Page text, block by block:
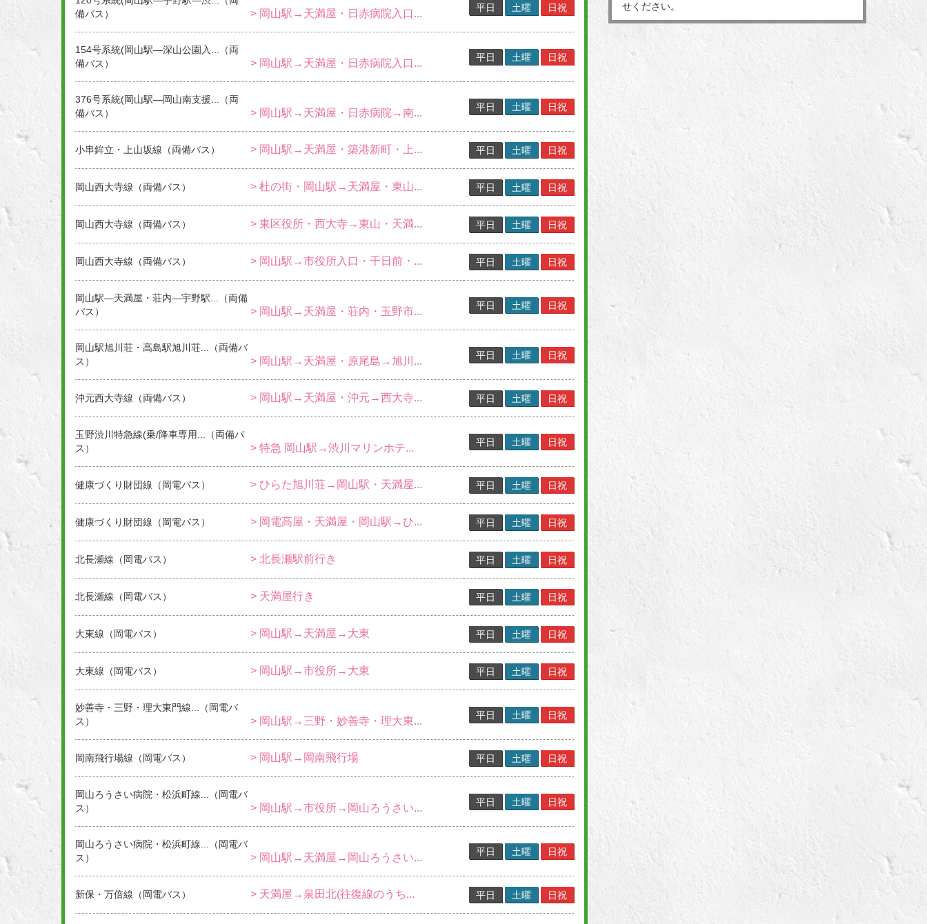
備バス）
> 岡山駅→天満屋・日赤病院入口... 平日 土曜 日祝
154号系統(岡山駅―深山公園入...（両
備バス）
> 岡山駅→天満屋・日赤病院入口... 平日 土曜 日祝
376号系統(岡山駅―岡山南支援...（両
備バス）
> 岡山駅→天満屋・日赤病院→南... 平日 土曜 日祝
小串鉾立・上山坂線（両備バス） > 岡山駅→天満屋・築港新町・上... 平日 土曜 日祝
岡山西大寺線（両備バス） > 杜の街・岡山駅→天満屋・東山... 平日 土曜 日祝
岡山西大寺線（両備バス） > 東区役所・西大寺→東山・天満... 平日 土曜 日祝
岡山西大寺線（両備バス） > 岡山駅→市役所入口・千日前・... 平日 土曜 日祝
岡山駅―天満屋・荘内―宇野駅...（両備
バス）
> 岡山駅→天満屋・荘内・玉野市... 平日 土曜 日祝
岡山駅旭川荘・高島駅旭川荘...（両備バ
ス）
> 岡山駅→天満屋・原尾島→旭川... 平日 土曜 日祝
沖元西大寺線（両備バス） > 岡山駅→天満屋・沖元→西大寺... 平日 土曜 日祝
玉野渋川特急線(乗/降車専用...（両備バ
ス）
> 特急 岡山駅→渋川マリンホテ... 平日 土曜 日祝
健康づくり財団線（岡電バス） > ひらた旭川荘→岡山駅・天満屋... 平日 土曜 日祝
健康づくり財団線（岡電バス） > 岡電高屋・天満屋・岡山駅→ひ... 平日 土曜 日祝
北長瀬線（岡電バス） > 北長瀬駅前行き 平日 土曜 日祝
北長瀬線（岡電バス） > 天満屋行き 平日 土曜 日祝
大東線（岡電バス） > 岡山駅→天満屋→大東 平日 土曜 日祝
大東線（岡電バス） > 岡山駅→市役所→大東 平日 土曜 日祝
妙善寺・三野・理大東門線...（岡電バ
ス）
> 岡山駅→三野・妙善寺・理大東... 平日 土曜 日祝
岡南飛行場線（岡電バス） > 岡山駅→岡南飛行場 平日 土曜 日祝
岡山ろうさい病院・松浜町線...（岡電バ
ス）
> 岡山駅→市役所→岡山ろうさい... 平日 土曜 日祝
岡山ろうさい病院・松浜町線...（岡電バ
ス）
> 岡山駅→天満屋→岡山ろうさい... 平日 土曜 日祝
新保・万倍線（岡電バス） > 天満屋→泉田北(往復線のうち... 平日 土曜 日祝
せください。